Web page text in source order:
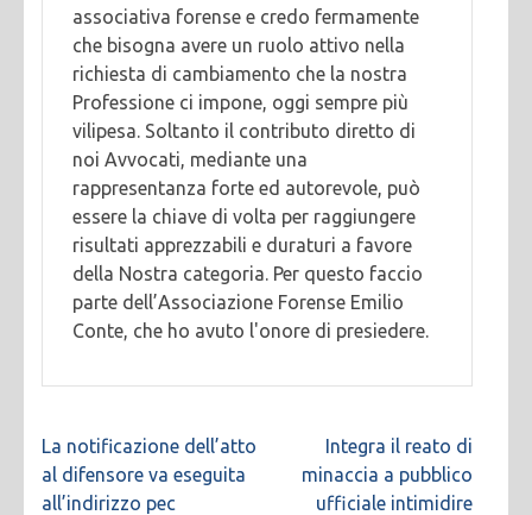
associativa forense e credo fermamente
che bisogna avere un ruolo attivo nella
richiesta di cambiamento che la nostra
Professione ci impone, oggi sempre più
vilipesa. Soltanto il contributo diretto di
noi Avvocati, mediante una
rappresentanza forte ed autorevole, può
essere la chiave di volta per raggiungere
risultati apprezzabili e duraturi a favore
della Nostra categoria. Per questo faccio
parte dell’Associazione Forense Emilio
Conte, che ho avuto l'onore di presiedere.
Navigazione
articoli
La notificazione dell’atto
al difensore va eseguita
all’indirizzo pec
Integra il reato di
minaccia a pubblico
ufficiale intimidire